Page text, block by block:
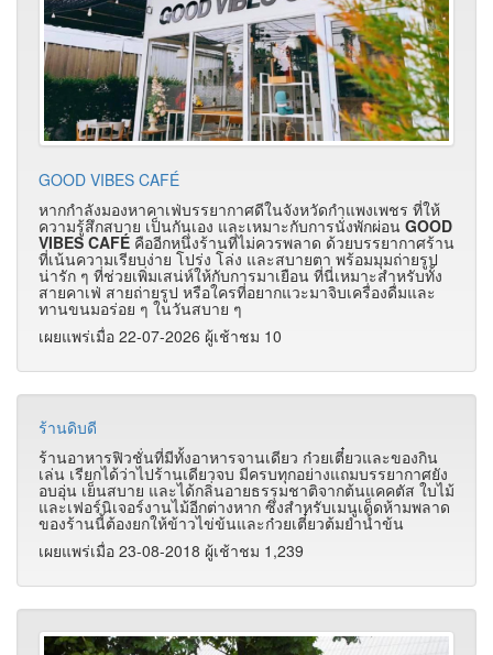
GOOD VIBES CAFÉ
หากกำลังมองหาคาเฟ่บรรยากาศดีในจังหวัดกำแพงเพชร ที่ให้
ความรู้สึกสบาย เป็นกันเอง และเหมาะกับการนั่งพักผ่อน GOOD
VIBES CAFÉ คืออีกหนึ่งร้านที่ไม่ควรพลาด ด้วยบรรยากาศร้าน
ที่เน้นความเรียบง่าย โปร่ง โล่ง และสบายตา พร้อมมุมถ่ายรูป
น่ารัก ๆ ที่ช่วยเพิ่มเสน่ห์ให้กับการมาเยือน ที่นี่เหมาะสำหรับทั้ง
สายคาเฟ่ สายถ่ายรูป หรือใครที่อยากแวะมาจิบเครื่องดื่มและ
ทานขนมอร่อย ๆ ในวันสบาย ๆ
เผยแพร่เมื่อ 22-07-2026 ผู้เช้าชม 10
ร้านดิบดี
ร้านอาหารฟิวชั่นที่มีทั้งอาหารจานเดียว ก๋วยเตี๋ยวและของกิน
เล่น เรียกได้ว่าไปร้านเดียวจบ มีครบทุกอย่างแถมบรรยากาศยัง
อบอุ่น เย็นสบาย และได้กลิ่นอายธรรมชาติจากต้นแคคตัส ใบไม้
และเฟอร์นิเจอร์งานไม้อีกต่างหาก ซึ่งสำหรับเมนูเด็ดห้ามพลาด
ของร้านนี้ต้องยกให้ข้าวไข่ข้นและก๋วยเตี๋ยวต้มยำน้ำข้น
เผยแพร่เมื่อ 23-08-2018 ผู้เช้าชม 1,239